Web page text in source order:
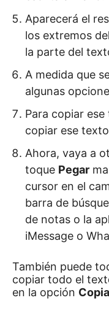
Aparecerá el
los extremos
la parte del
A medida que
algunas
Para copiar
copiar ese
Ahora, vaya a
toque Pegar
cursor en el
barra de
de notas o la
iMessage o
También puede
copiar todo el
en la opción